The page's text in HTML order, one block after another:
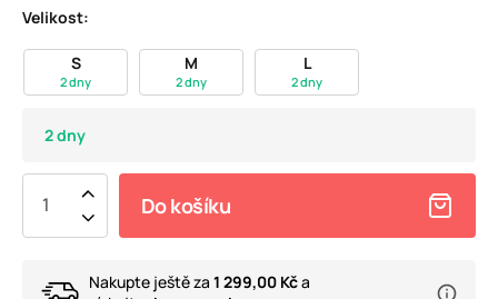
Velikost:
S
2 dny
M
2 dny
L
2 dny
2 dny
Do košíku
Nakupte ještě za 1 299,00 Kča